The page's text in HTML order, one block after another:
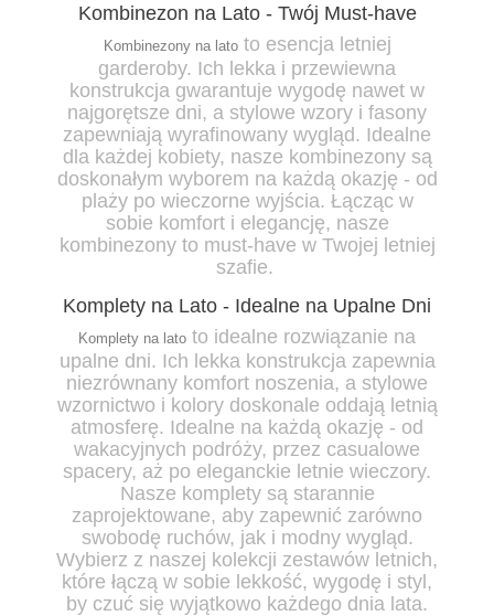
Kombinezon na Lato - Twój Must-have
Kombinezony na latoto esencja letniej
garderoby. Ich lekka i przewiewna
konstrukcja gwarantuje wygodę nawet w
najgorętsze dni, a stylowe wzory i fasony
zapewniają wyrafinowany wygląd. Idealne
dla każdej kobiety, nasze kombinezony są
doskonałym wyborem na każdą okazję - od
plaży po wieczorne wyjścia. Łącząc w
sobie komfort i elegancję, nasze
kombinezony to must-have w Twojej letniej
szafie.
Komplety na Lato - Idealne na Upalne Dni
Komplety na lato to idealne rozwiązanie na
upalne dni. Ich lekka konstrukcja zapewnia
niezrównany komfort noszenia, a stylowe
wzornictwo i kolory doskonale oddają letnią
atmosferę. Idealne na każdą okazję - od
wakacyjnych podróży, przez casualowe
spacery, aż po eleganckie letnie wieczory.
Nasze komplety są starannie
zaprojektowane, aby zapewnić zarówno
swobodę ruchów, jak i modny wygląd.
Wybierz z naszej kolekcji zestawów letnich,
które łączą w sobie lekkość, wygodę i styl,
by czuć się wyjątkowo każdego dnia lata.